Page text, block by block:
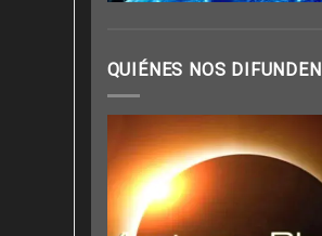
QUIÉNES NOS DIFUNDEN